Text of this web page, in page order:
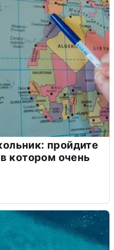
пройдите
котором очень